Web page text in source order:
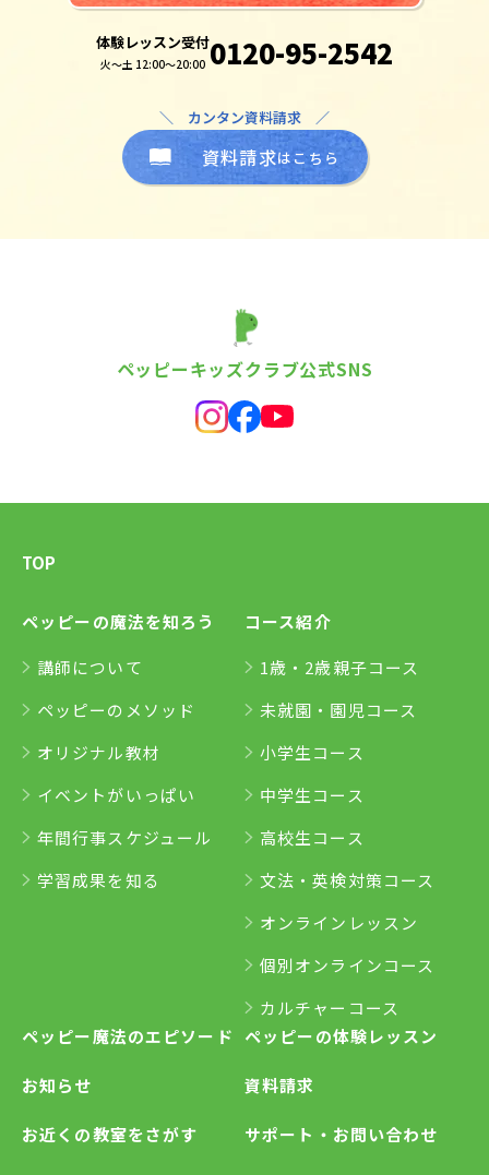
体験レッスン受付
火～土 12:00～20:00 0120-95-2542
＼ カンタン資料請求 ／
資料請求はこちら
ペッピーキッズクラブ公式SNS
TOP
ペッピーの魔法を知ろう
講師について
ペッピーのメソッド
オリジナル教材
イベントがいっぱい
年間行事スケジュール
学習成果を知る
コース紹介
1歳・2歳親子コース
未就園・園児コース
小学生コース
中学生コース
高校生コース
文法・英検対策コース
オンラインレッスン
個別オンラインコース
カルチャーコース
ペッピー魔法のエピソード
お知らせ
お近くの教室をさがす
ペッピーの体験レッスン
資料請求
サポート・お問い合わせ